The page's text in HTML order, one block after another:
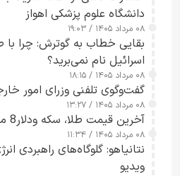
دانشگاه علوم پزشکی اهواز
۰۸ مرداد ۱۴۰۵ / ۱۹:۰۳
بقایی خطاب به گوترش: چرا با
اسرائیل نام نمی‌برید؟
۰۸ مرداد ۱۴۰۵ / ۱۸:۱۵
گفت‌وگوی تلفنی وزرای امور
۰۸ مرداد ۱۴۰۵ / ۱۳:۲۷
آخرین قیمت طلا، سکه ودلار8 مرداد1405
۰۸ مرداد ۱۴۰۵ / ۱۱:۳۴
نتانیاهو: گلوگاه‌های راهبردی
ویدیو